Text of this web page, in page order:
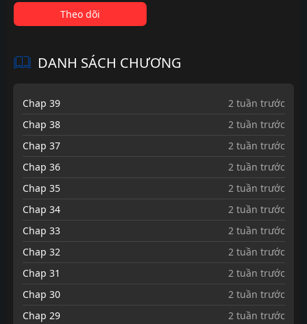
Theo dõi
DANH SÁCH CHƯƠNG
Chap 39
2 tuần trước
Chap 38
2 tuần trước
Chap 37
2 tuần trước
Chap 36
2 tuần trước
Chap 35
2 tuần trước
Chap 34
2 tuần trước
Chap 33
2 tuần trước
Chap 32
2 tuần trước
Chap 31
2 tuần trước
Chap 30
2 tuần trước
Chap 29
2 tuần trước